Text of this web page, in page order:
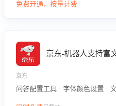
效性与完整性，输出针对性改进
免费开通，按量计费
京东-机器人支持富
京东
问答配置工具 · 字体颜色设置 ·